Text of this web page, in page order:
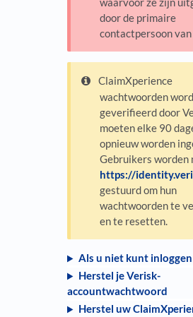
door de primaire
contactpersoon van
ClaimXperience
wachtwoorden
geverifieerd door
moeten elke 90
opnieuw worden
Gebruikers worden
https://
gestuurd om hun
wachtwoorden te
en te resetten.
Als u niet kunt inloggen
Herstel je Verisk-
accountwachtwoord
Herstel uw